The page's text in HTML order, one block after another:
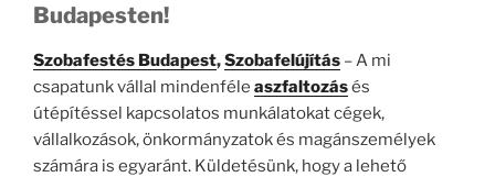
Budapesten!
Szobafestés Budapest,Szobafelújítás – A mi
csapatunk vállal mindenféle aszfaltozásés
útépítéssel kapcsolatos munkálatokat cégek,
vállalkozások, önkormányzatok és magánszemélyek
számára is egyaránt. Küldetésünk, hogy a lehető